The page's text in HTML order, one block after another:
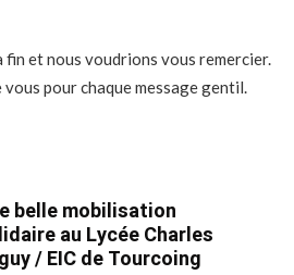
fin et nous voudrions vous remercier.
vous pour chaque message gentil.
belle mobilisation
au Lycée Charles
/ EIC de Tourcoing